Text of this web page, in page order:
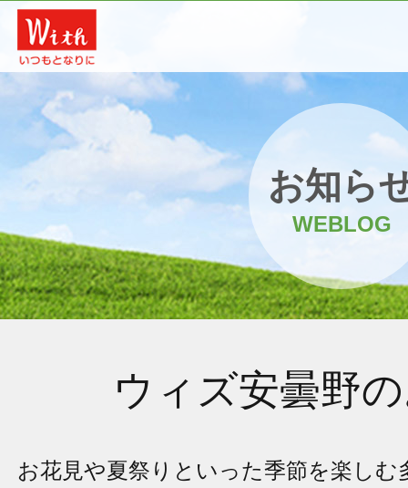
お知ら
WEBLOG
ウィズ安曇野
お花見や夏祭りといった季節を楽し